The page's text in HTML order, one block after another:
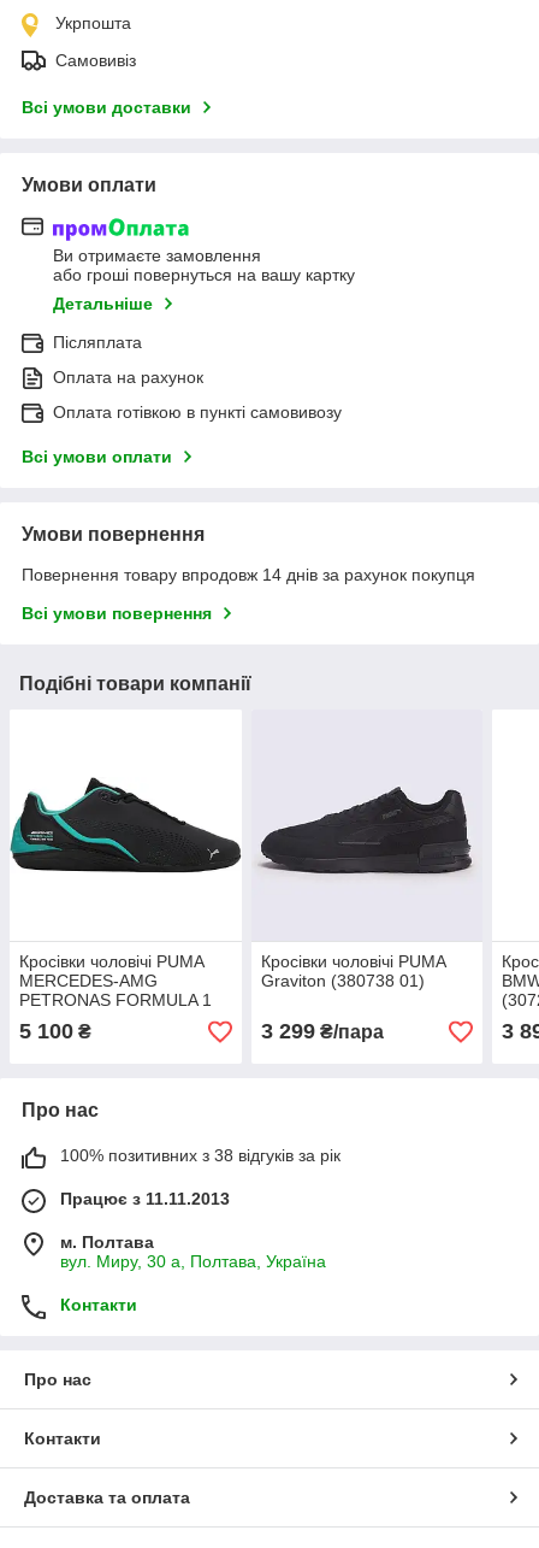
Укрпошта
Самовивіз
Всі умови доставки
Умови оплати
Ви отримаєте замовлення
або гроші повернуться на вашу картку
Детальніше
Післяплата
Оплата на рахунок
Оплата готівкою в пункті самовивозу
Всі умови оплати
Умови повернення
Повернення товару впродовж 14 днів за рахунок покупця
Всі умови повернення
Подібні товари компанії
Кросівки чоловічі PUMA
MERCEDES-AMG
PETRONAS FORMULA 1
DRIFT CAT DECIMA
MOTORSPORT (307196
5 100 ₴
Кросівки чоловічі PUMA
Graviton (380738 01)
3 299₴/пара 3
Про нас
100% позитивних з 38 відгуків за рік
Працює з 11.11.2013
м. Полтава
вул. Миру, 30 а, Полтава, Україна
Контакти
Про нас
Контакти
Доставка та оплата